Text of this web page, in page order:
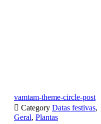
vamtam-theme-circle-post
 Category Datas festivas,
Geral, Plantas